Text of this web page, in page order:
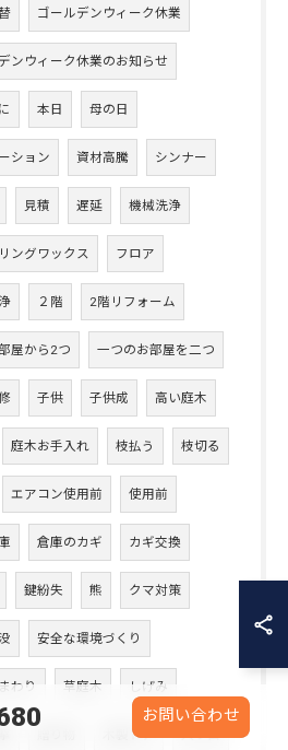
ゴールデンウィーク休業
ンウィーク休業のお知らせ
本日 母の日
ション 資材高騰 シンナー
見積 遅延 機械洗浄
ングワックス フロア
２階 2階リフォーム
屋から2つ 一つのお部屋を二つ
子供 子供成 高い庭木
庭木お手入れ 枝払う 枝切る
エアコン使用前 使用前
倉庫のカギ カギ交換
鍵紛失 熊 クマ対策
安全な環境づくり
わり 草庭木 しげみ
木製ドア 入り口
お問い合わせ